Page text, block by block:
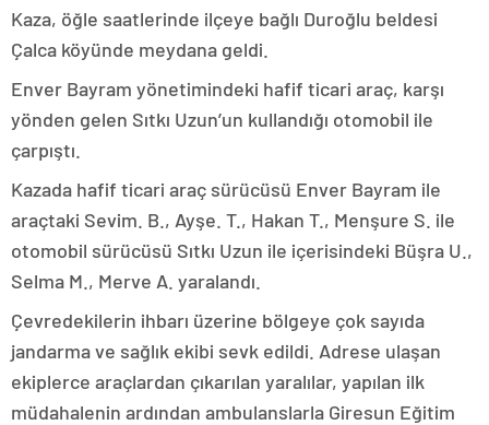
Kaza, öğle saatlerinde ilçeye bağlı Duroğlu beldesi
Çalca köyünde meydana geldi.
Enver Bayram yönetimindeki hafif ticari araç, karşı
yönden gelen Sıtkı Uzun’un kullandığı otomobil ile
çarpıştı.
Kazada hafif ticari araç sürücüsü Enver Bayram ile
araçtaki Sevim. B., Ayşe. T., Hakan T., Menşure S. ile
otomobil sürücüsü Sıtkı Uzun ile içerisindeki Büşra U.,
Selma M., Merve A. yaralandı.
Çevredekilerin ihbarı üzerine bölgeye çok sayıda
jandarma ve sağlık ekibi sevk edildi. Adrese ulaşan
ekiplerce araçlardan çıkarılan yaralılar, yapılan ilk
müdahalenin ardından ambulanslarla Giresun Eğitim